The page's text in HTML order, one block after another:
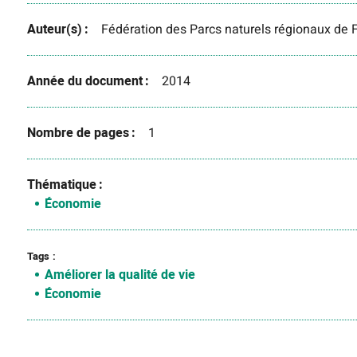
Auteur(s) Fédération des Parcs naturels régionaux de
Année du document 2014
Nombre de pages 1
Thématique
Économie
Tags
Améliorer la qualité de vie
Économie